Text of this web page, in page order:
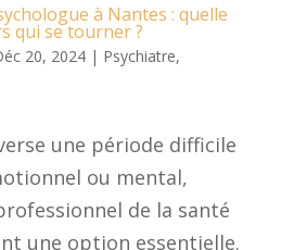
à Nantes : quelle
qui se tourner ?
20, 2024| Psychiatre,
une période difficile
ou mental,
de la santé
une option essentielle.